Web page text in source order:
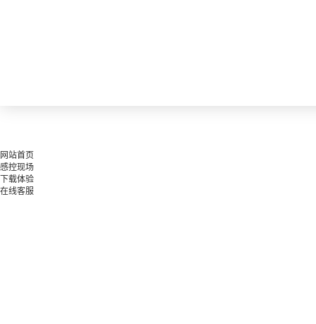
网站首页
感控现场
下载体验
在线客服